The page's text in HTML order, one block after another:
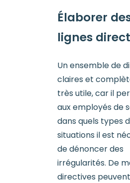
Élaborer
lignes
Un ensemble de
claires et
très utile, car il
aux employés de
dans quels types
situations il est
de dénoncer des
irrégularités. De
directives